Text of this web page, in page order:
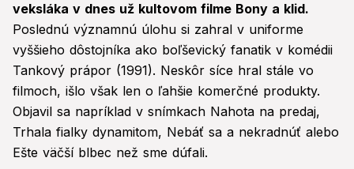
veksláka v dnes už kultovom filme Bony a klid.
Poslednú významnú úlohu si zahral v uniforme
vyššieho dôstojníka ako boľševický fanatik v komédii
Tankový prápor (1991). Neskôr síce hral stále vo
filmoch, išlo však len o ľahšie komerčné produkty.
Objavil sa napríklad v snímkach Nahota na predaj,
Trhala fialky dynamitom, Nebáť sa a nekradnúť alebo
Ešte väčší blbec než sme dúfali.